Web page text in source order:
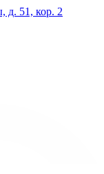
д. 51, кор. 2